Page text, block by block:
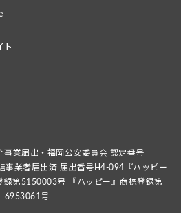
ト
事業届出・福岡公安委員会 認定番号
業者届出済 届出番号H4-094『ハッピー
録第5150003号 『ハッピー』商標登録第
6953061号